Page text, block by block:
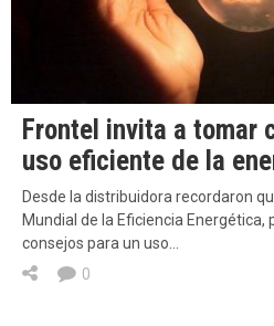
Frontel invita a tomar
uso eficiente de la
Desde la distribuidora recordaron
Mundial de la Eficiencia Energética,
consejos para un uso…
0